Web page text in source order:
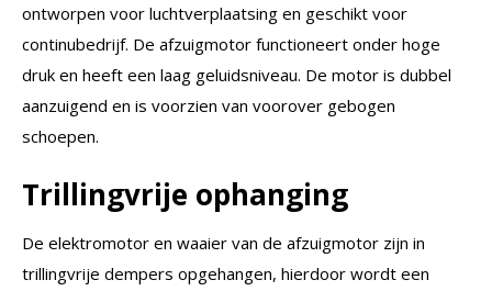
ontworpen voor luchtverplaatsing en geschikt voor
continubedrijf. De afzuigmotor functioneert onder hoge
druk en heeft een laag geluidsniveau. De motor is dubbel
aanzuigend en is voorzien van voorover gebogen
schoepen.
Trillingvrije ophanging
De elektromotor en waaier van de afzuigmotor zijn in
trillingvrije dempers opgehangen, hierdoor wordt een